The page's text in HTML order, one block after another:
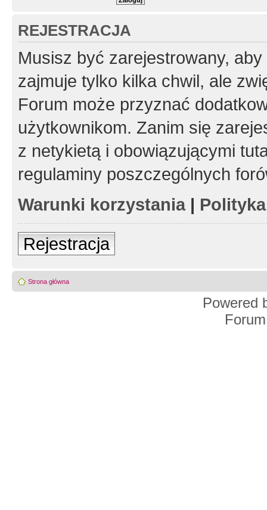
REJESTRACJA
Musisz być zarejestrowany,
zajmuje tylko kilka chwil, ale
Forum może przyznać
użytkownikom. Zanim się
z netykietą i obowiązującymi
regulaminy poszczególnych
Warunki korzystania|
Rejestracja
Strona główna
Powered